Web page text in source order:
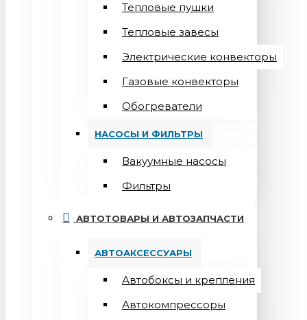
Teпловые пушки
Тепловые завесы
Электрические конвекторы
Газовые конвекторы
Обогреватели
НАСОСЫ И ФИЛЬТРЫ
Вакуумные насосы
Фильтры
АВТОТОВАРЫ И АВТОЗАПЧАСТИ
АВТОАКСЕССУАРЫ
Автобоксы и крепления
Автокомпрессоры